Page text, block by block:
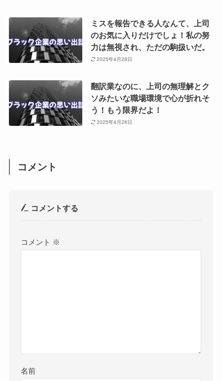
ミスを報告できる人なんて、上司
のお気に入りだけでしょ！私の努
力は無視され、ただの駒扱いだ。
2025年4月28日
翻訳業なのに、上司の無理解とク
ソみたいな職場環境で心が折れそ
う！もう限界だよ！
2025年4月28日
コメント
コメントする
コメント ※
名前